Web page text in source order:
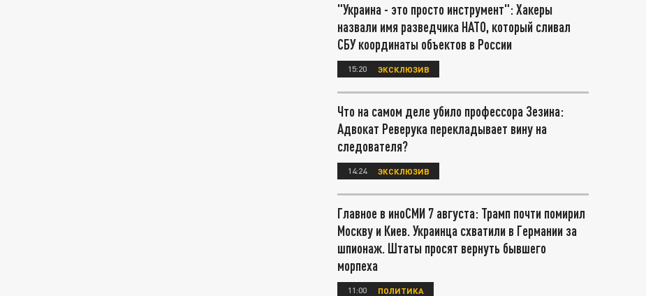
"Украина - это просто инструмент": Хакеры
назвали имя разведчика НАТО, который сливал
СБУ координаты объектов в России
15:20 ЭКСКЛЮЗИВ
Что на самом деле убило профессора Зезина:
Адвокат Реверука перекладывает вину на
следователя?
14:24 ЭКСКЛЮЗИВ
Главное в иноСМИ 7 августа: Трамп почти помирил
Москву и Киев. Украинца схватили в Германии за
шпионаж. Штаты просят вернуть бывшего
морпеха
11:00 ПОЛИТИКА